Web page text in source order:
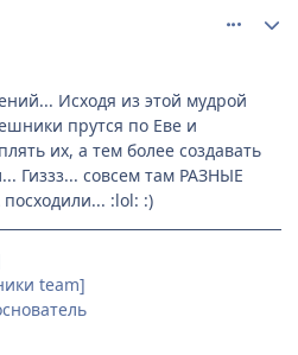
Исходя из этой мудрой
прутся по Еве и
их, а тем более создавать
Гиззз... совсем там РАЗНЫЕ
:lol: :)
team]